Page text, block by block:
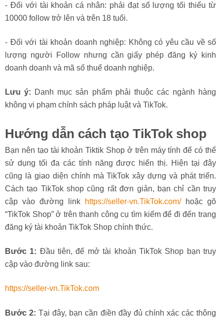
- Đối với tài khoản cá nhân: phải đạt số lượng tối thiểu từ
10000 follow trở lên và trên 18 tuổi.
- Đối với tài khoản doanh nghiệp: Không có yêu cầu về số
lượng người Follow nhưng cần giấy phép đăng ký kinh
doanh doanh và mã số thuế doanh nghiệp.
Lưu ý: Danh mục sản phẩm phải thuộc các ngành hàng
không vi phạm chính sách pháp luật và TikTok.
Hướng dẫn cách tạo TikTok shop
Bạn nên tạo tài khoản Tiktik Shop ở trên máy tính để có thể
sử dụng tối đa các tính năng được hiển thị. Hiện tại đây
cũng là giao diện chính mà TikTok xây dựng và phát triển.
Cách tạo TikTok shop cũng rất đơn giản, bạn chỉ cần truy
cập vào đường link
https://seller-vn.TikTok.com/hoặc gõ
“TikTok Shop” ở trên thanh công cụ tìm kiếm để đi đến trang
đăng ký tài khoản TikTok Shop chính thức.
Bước 1: Đầu tiên, để mở tài khoản TikTok Shop bạn truy
cập vào đường link sau:
https://seller-vn.TikTok.com
Bước 2: Tại đây, bạn cần điền đầy đủ chính xác các thông